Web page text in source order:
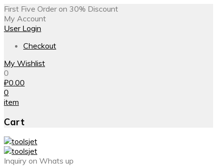
First Five Order on 30% Discount
My Account
User Login
Checkout
My Wishlist
0
₽0.00
0
item
Cart
Inquiry on Whats up